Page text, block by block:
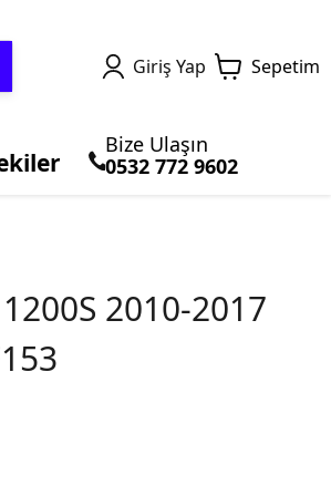
Giriş Yap Sepetim
Bize Ulaşın
0532 772 9602
2010-2017